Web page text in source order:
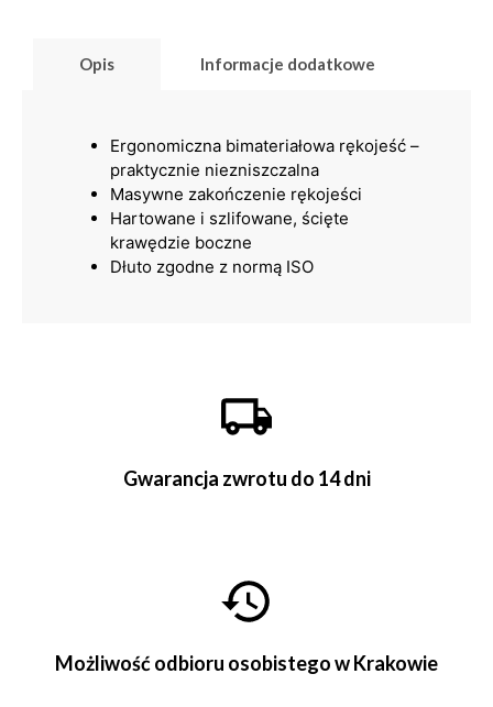
Opis Informacje dodatkowe
Ergonomiczna bimateriałowa rękojeść –
praktycznie niezniszczalna
Masywne zakończenie rękojeści
Hartowane i szlifowane, ścięte
krawędzie boczne
Dłuto zgodne z normą ISO
Gwarancja zwrotu do 14 dni
Możliwość odbioru osobistego w Krakowie